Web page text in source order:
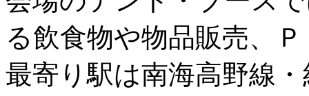
る飲食物や物品販売、
最寄り駅は南海高野線